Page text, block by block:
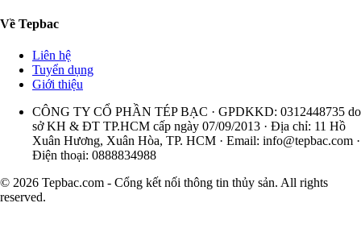
Về Tepbac
Liên hệ
Tuyển dụng
Giới thiệu
CÔNG TY CỔ PHẦN TÉP BẠC · GPDKKD: 0312448735 do
sở KH & ĐT TP.HCM cấp ngày 07/09/2013 · Địa chỉ: 11 Hồ
Xuân Hương, Xuân Hòa, TP. HCM · Email: info@tepbac.com ·
Điện thoại: 0888834988
© 2026 Tepbac.com - Cổng kết nối thông tin thủy sản. All rights
reserved.